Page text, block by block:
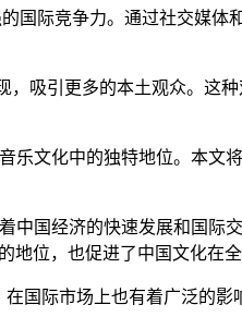
国际竞争力。通过社交媒
吸引更多的本土观众。这
文化中的独特地位。本文
国经济的快速发展和国际
位，也促进了中国文化在全
国际市场上也有着广泛的